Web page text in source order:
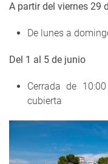
A partir del viernes 29
De lunes a
Del 1 al 5 de junio
Cerrada de
cubierta